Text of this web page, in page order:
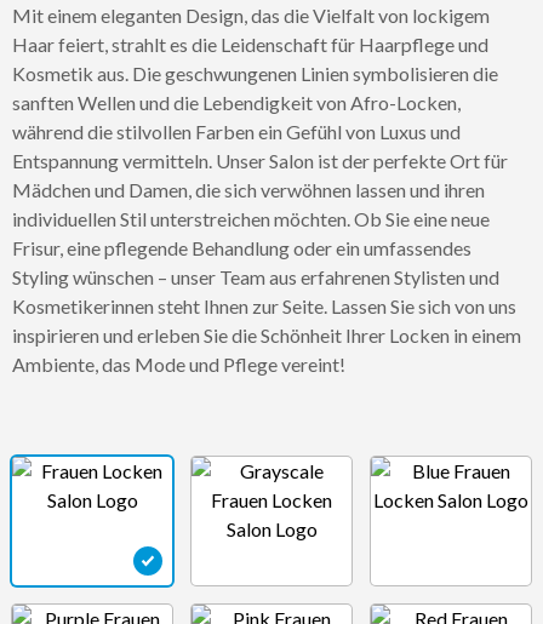
Mit einem eleganten Design, das die Vielfalt von lockigem
Haar feiert, strahlt es die Leidenschaft für Haarpflege und
Kosmetik aus. Die geschwungenen Linien symbolisieren die
sanften Wellen und die Lebendigkeit von Afro-Locken,
während die stilvollen Farben ein Gefühl von Luxus und
Entspannung vermitteln. Unser Salon ist der perfekte Ort für
Mädchen und Damen, die sich verwöhnen lassen und ihren
individuellen Stil unterstreichen möchten. Ob Sie eine neue
Frisur, eine pflegende Behandlung oder ein umfassendes
Styling wünschen – unser Team aus erfahrenen Stylisten und
Kosmetikerinnen steht Ihnen zur Seite. Lassen Sie sich von uns
inspirieren und erleben Sie die Schönheit Ihrer Locken in einem
Ambiente, das Mode und Pflege vereint!